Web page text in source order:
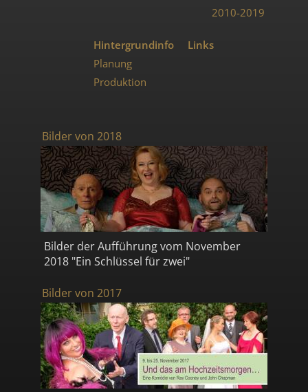
2010-2019
Hintergrundinfo
Planung
Produktion
Links
Bilder von 2018
Bilder der Aufführung vom November
2018 "Ein Schlüssel für zwei"
Bilder von 2017